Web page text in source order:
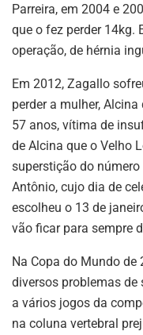
Parreira, em 2004 e
que o fez perder 14kg.
operação, de hérnia
Em 2012, Zagallo
perder a mulher,
57 anos, vítima de
de Alcina que o Velho
superstição do
Antônio, cujo dia de
escolheu o 13 de
vão ficar para sempre
Na Copa do Mundo
diversos problemas de
a vários jogos da
na coluna vertebral